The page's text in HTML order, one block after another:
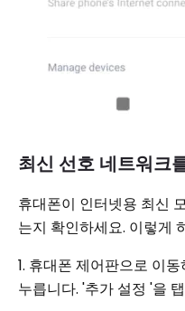
최신 선호 네트워크
휴대폰이 인터넷용 최신
는지 확인하세요. 이렇게
1. 휴대폰 제어판으로 이
누릅니다. '추가 설정 '을